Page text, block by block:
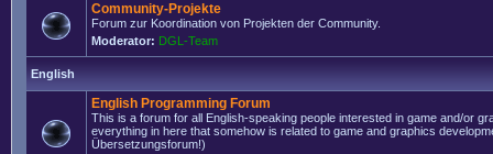
Community-Projekte
Forum zur Koordination von Projekten der Community.
Moderator: DGL-Team
English
English Programming Forum
This is a forum for all English-speaking people interested in game and/or
everything in here that somehow is related to game and graphics
Übersetzungsforum!)